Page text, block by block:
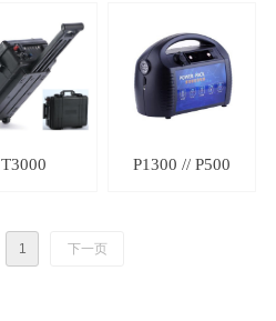
T3000 P1300 // P500
1 下一页